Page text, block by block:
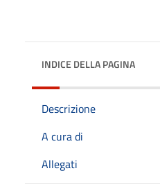
INDICE DELLA PAGINA
Descrizione
A cura di
Allegati